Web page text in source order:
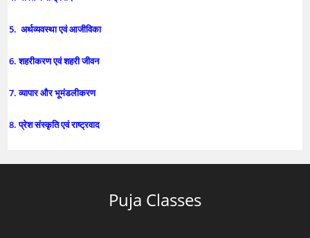
5. अर्थव्यवस्था एवं आजीविका
6. शहरीकरण एवं शहरी जीवन
7. व्यापार और भूमंडलीकरण
8. प्रेश संस्कृति एवं राष्ट्रवाद
Puja Classes